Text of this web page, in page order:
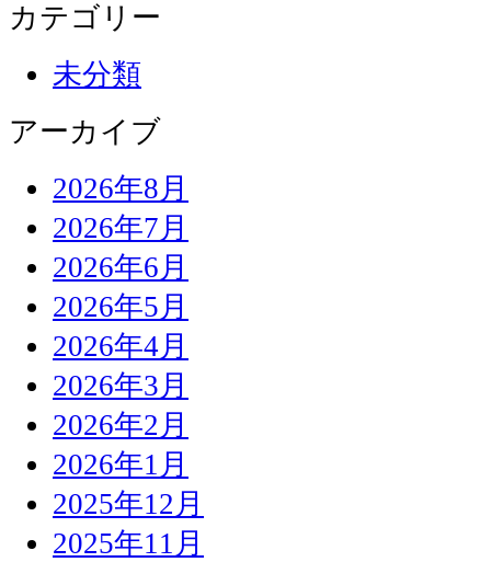
カテゴリー
未分類
アーカイブ
2026年8月
2026年7月
2026年6月
2026年5月
2026年4月
2026年3月
2026年2月
2026年1月
2025年12月
2025年11月